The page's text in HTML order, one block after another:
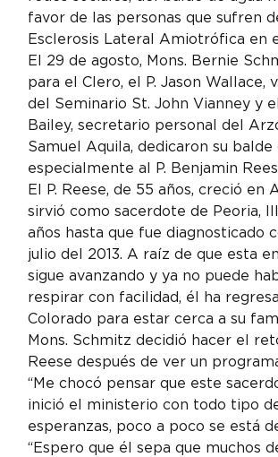
favor de las personas que sufren
Esclerosis Lateral Amiotrófica en
El 29 de agosto, Mons. Bernie
para el Clero, el P. Jason Wallace,
del Seminario St. John Vianney y
Bailey, secretario personal del
Samuel Aquila, dedicaron su balde
especialmente al P. Benjamin
El P. Reese, de 55 años, creció en
sirvió como sacerdote de Peoria,
años hasta que fue diagnosticado
julio del 2013. A raíz de que esta
sigue avanzando y ya no puede
respirar con facilidad, él ha
Colorado para estar cerca a su
Mons. Schmitz decidió hacer el
Reese después de ver un
“Me chocó pensar que este
inició el ministerio con todo tipo
esperanzas, poco a poco se está
“Espero que él sepa que muchos